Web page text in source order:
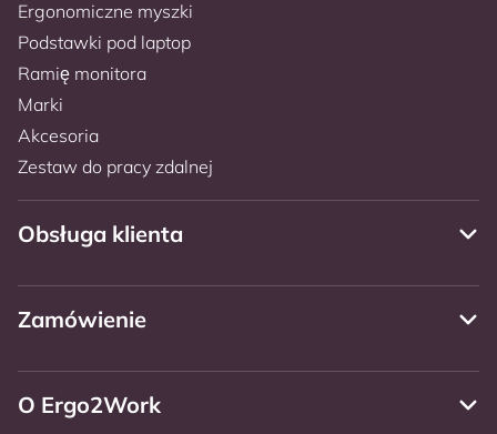
Ergonomiczne myszki
Podstawki pod laptop
Ramię monitora
Marki
Akcesoria
Zestaw do pracy zdalnej
Obsługa klienta
Zamówienie
O Ergo2Work